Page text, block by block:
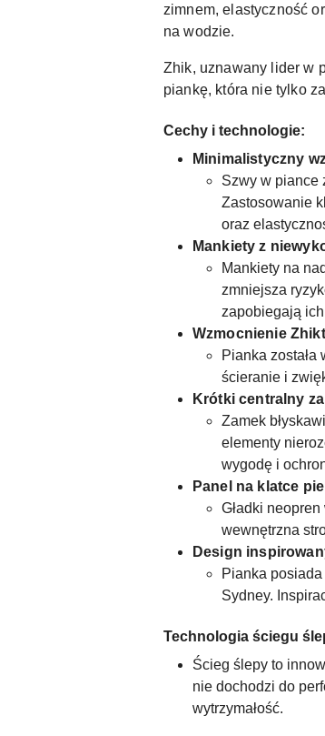
zimnem, elastyczność
na wodzie.
Zhik, uznawany lider w
piankę, która nie tylko
Cechy i technologie:
Minimalistyczny
Szwy w piance
Zastosowanie
oraz
Mankiety z
Mankiety na
zmniejsza
zapobiegają
Wzmocnienie
Pianka
ścieranie i
Krótki centralny
Zamek
elementy
wygodę i
Panel na klatce
Gładki
wewnętrzna
Design
Pianka
Sydney.
Technologia ściegu
Ścieg ślepy to
nie dochodzi do
wytrzymałość.